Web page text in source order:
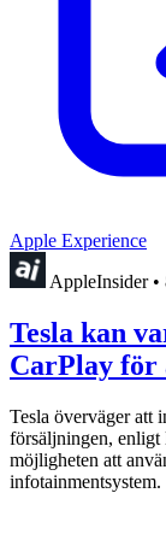
Apple Experience
AppleInsider •
Tesla kan
CarPlay för
Tesla överväger att
försäljningen, enligt
möjligheten att
infotainmentsystem.